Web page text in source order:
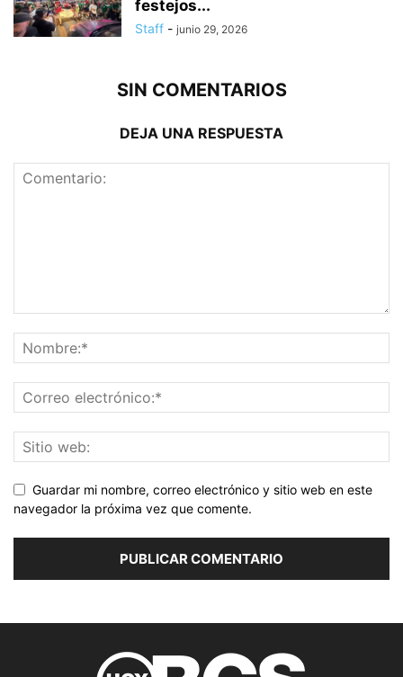
festejos...
Staff - junio 29, 2026
SIN COMENTARIOS
DEJA UNA RESPUESTA
Guardar mi nombre, correo electrónico y sitio web en este
navegador la próxima vez que comente.